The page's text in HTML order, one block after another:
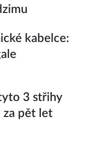
kabelce:
3 střihy
za pět let